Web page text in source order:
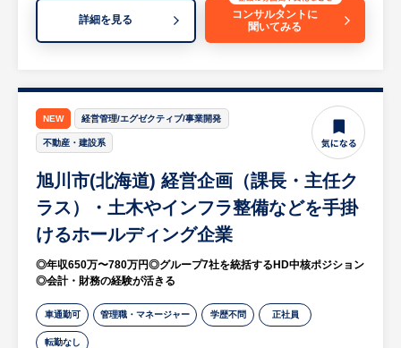
・一人ひとりのメンバーの成長を支援し、組
織の成長に携わることができる
信基地局をはじめとした通信インフラ工事
のマーケットが急拡大しています。
（２）自社開発製品の物販／システム営業
（通信設備付帯機器、ＧＦＲＰ製品、電源ソ
リューション等）
配電盤・分電盤やガラスFRP製の建設関連製
品、無停電電源設備など、
自社の開発能力を活かした製品群をお客様の
ニーズに合わせて提案していただきます。
（３）雷害対策コンサル営業
ネットワーク社会において、落雷は甚大な被
害をもたらすものになってきています。
この被害を最小限に抑えるための雷保護シス
テムを提案していただきます。
詳細を見る
コンサルタントに
聞いてみる
NEW 経営管理/エグゼクティブ/事業開発
不動産・建設系
旭川市(北海道) 経営企画（課長・主任ク
ラス）・土木やインフラ整備などを手掛
けるホールディング企業
◎年収650万〜780万円◎グループ7社を統括するHD中核ポジション
◎会計・財務の経験が活きる
車通勤可 管理職・マネージャー 学歴不問 正社員
転勤なし